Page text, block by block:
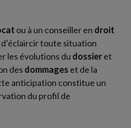
ou à un conseiller en droit
toute situation
les évolutions du dossieret
des dommages et de la
anticipation constitue un
du profil de